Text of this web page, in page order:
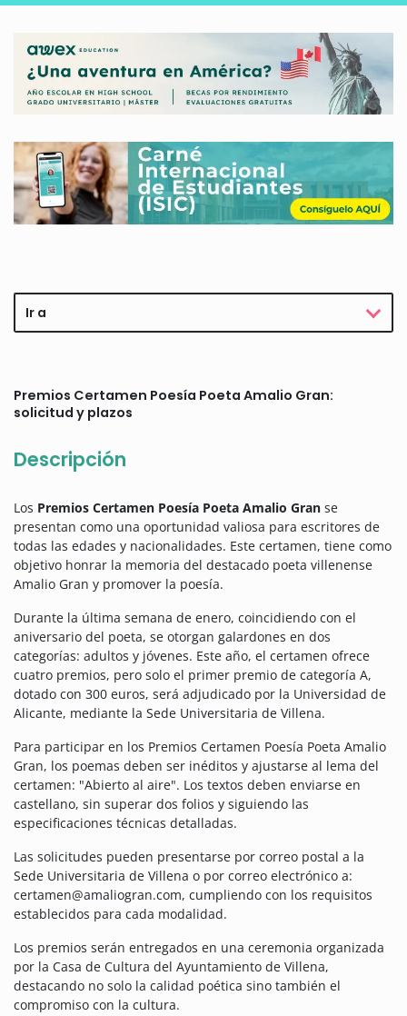
Ir a
Premios Certamen Poesía Poeta Amalio Gran:
solicitud y plazos
Descripción
Los Premios Certamen Poesía Poeta Amalio Gran se
presentan como una oportunidad valiosa para escritores de
todas las edades y nacionalidades. Este certamen, tiene como
objetivo honrar la memoria del destacado poeta villenense
Amalio Gran y promover la poesía.
Durante la última semana de enero, coincidiendo con el
aniversario del poeta, se otorgan galardones en dos
categorías: adultos y jóvenes. Este año, el certamen ofrece
cuatro premios, pero solo el primer premio de categoría A,
dotado con 300 euros, será adjudicado por la Universidad de
Alicante, mediante la Sede Universitaria de Villena.
Para participar en los Premios Certamen Poesía Poeta Amalio
Gran, los poemas deben ser inéditos y ajustarse al lema del
certamen: "Abierto al aire". Los textos deben enviarse en
castellano, sin superar dos folios y siguiendo las
especificaciones técnicas detalladas.
Las solicitudes pueden presentarse por correo postal a la
Sede Universitaria de Villena o por correo electrónico a:
certamen@amaliogran.com, cumpliendo con los requisitos
establecidos para cada modalidad.
Los premios serán entregados en una ceremonia organizada
por la Casa de Cultura del Ayuntamiento de Villena,
destacando no solo la calidad poética sino también el
compromiso con la cultura.